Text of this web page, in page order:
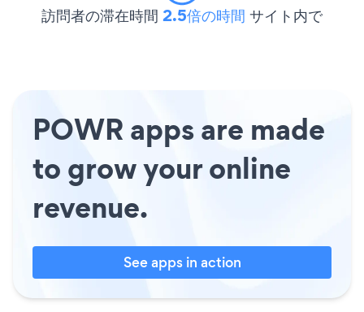
訪問者の滞在時間 2.5倍の時間 サイト内で
POWR apps are made
to grow your online
revenue.
See apps in action